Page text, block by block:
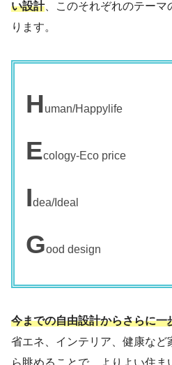
い設計、このそれぞれのテーマ
ります。
Human/Happylife
Ecology-Eco price
Idea/Ideal
Good design
今までの自由設計からさらに一
省エネ、インテリア、健康な
ら眺めることで、よりよい住ま